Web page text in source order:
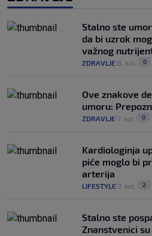
Stalno ste
da bi uzrok
važnog
ZDRAVLJE 8. kol. 0
Ove znakove
umoru:
ZDRAVLJE 7. kol. 0
Kardiologinja
piće moglo bi
arterija
LIFESTYLE 7. kol. 2
Stalno ste
Znanstvenici